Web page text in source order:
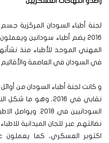
2016 يضم أطباء سودانين
المهني الموحد للأطباء منذ
في السودان في العاصمة
و كانت لجنة أطباء السودان من
نقابي في 2016، وهو
السودانيين في
اكتوبر العسكري، كما يعملون